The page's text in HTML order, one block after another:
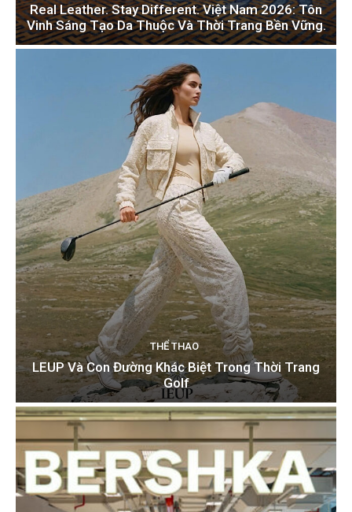
Real Leather. Stay Different. Việt Nam 2026: Tôn
Vinh Sáng Tạo Da Thuộc Và Thời Trang Bền Vững.
THỂ THAO
LEUP Và Con Đường Khác Biệt Trong Thời Trang
Golf